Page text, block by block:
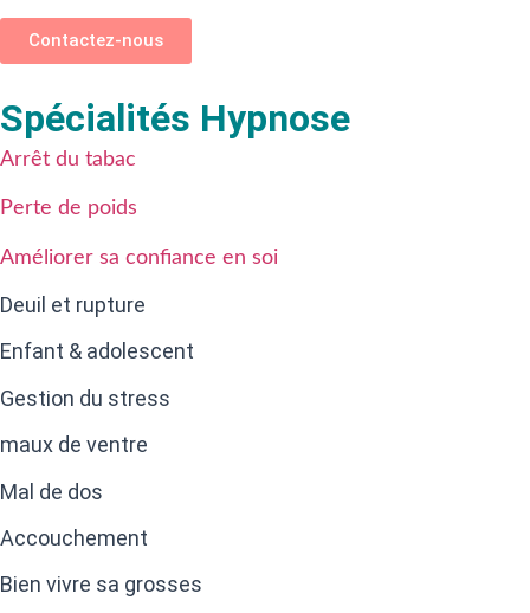
Contactez-nous
Spécialités Hypnose
Arrêt du tabac
Perte de poids
Améliorer sa confiance en soi
Deuil et rupture
Enfant & adolescent
Gestion du stress
maux de ventre
Mal de dos
Accouchement
Bien vivre sa grosses